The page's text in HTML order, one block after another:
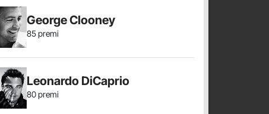
George Clooney
85 premi
Leonardo DiCaprio
80 premi